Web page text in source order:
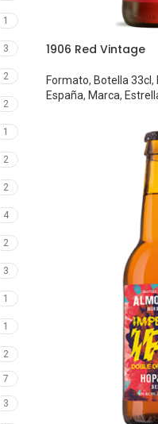
1
3
2
2
1
2
2
4
2
3
1
1
2
7
3
1906 Red Vintage
Formato, Botella 33cl,
España, Marca,